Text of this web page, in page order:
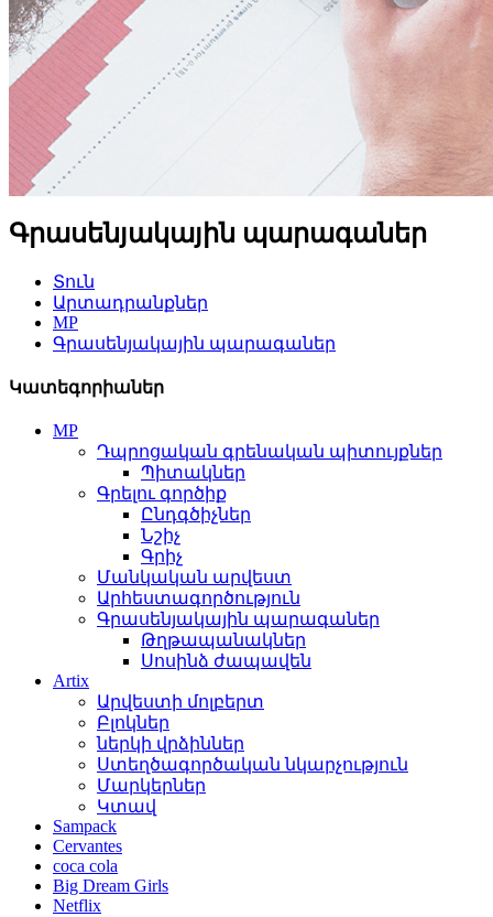
Գրասենյակային պարագաներ
Տուն
Արտադրանքներ
MP
Գրասենյակային պարագաներ
Կատեգորիաներ
MP
Դպրոցական գրենական պիտույքներ
Պիտակներ
Գրելու գործիք
Ընդգծիչներ
Նշիչ
Գրիչ
Մանկական արվեստ
Արհեստագործություն
Գրասենյակային պարագաներ
Թղթապանակներ
Սոսինձ ժապավեն
Artix
Արվեստի մոլբերտ
Բլոկներ
ներկի վրձիններ
Ստեղծագործական նկարչություն
Մարկերներ
Կտավ
Sampack
Cervantes
coca cola
Big Dream Girls
Netflix